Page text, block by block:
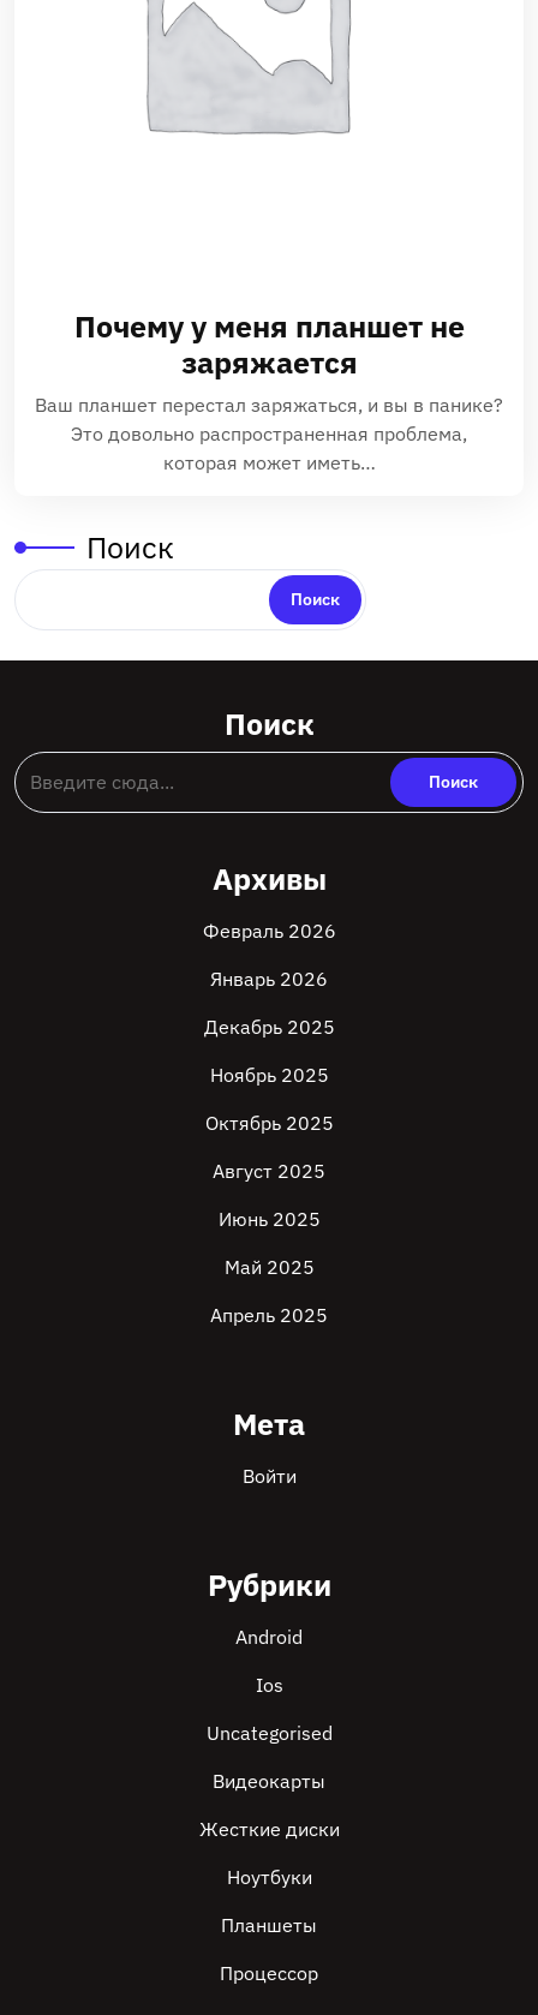
Почему у меня планшет не
заряжается
Ваш планшет перестал заряжаться, и вы в панике?
Это довольно распространенная проблема,
которая может иметь…
Поиск
Поиск
Поиск
Архивы
Февраль 2026
Январь 2026
Декабрь 2025
Ноябрь 2025
Октябрь 2025
Август 2025
Июнь 2025
Май 2025
Апрель 2025
Мета
Войти
Рубрики
Android
Ios
Uncategorised
Видеокарты
Жесткие диски
Ноутбуки
Планшеты
Процессор